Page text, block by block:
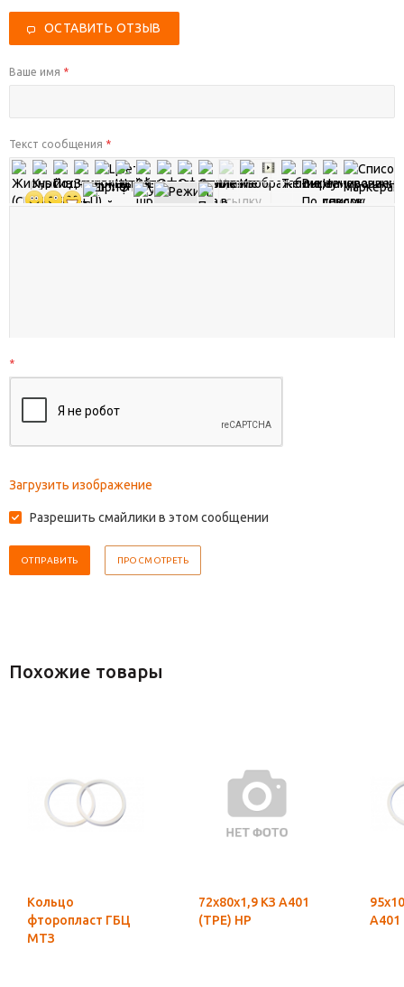
ОСТАВИТЬ ОТЗЫВ
Ваше имя *
Текст сообщения *
*
Загрузить изображение
Разрешить смайлики в этом сообщении
Похожие товары
Кольцо
фторопласт ГБЦ
МТЗ
72х80х1,9 КЗ А401
(ТРЕ) НР
А401